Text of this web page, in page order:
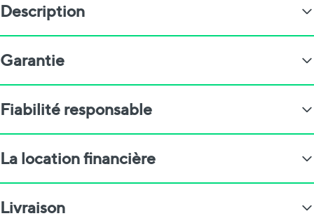
Description
Garantie
Fiabilité responsable
La location financière
Livraison